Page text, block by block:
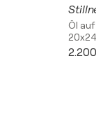
Öl auf
20x24in
2.200 $